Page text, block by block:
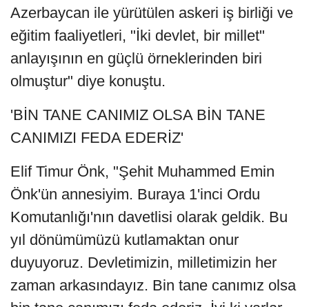
Azerbaycan ile yürütülen askeri iş birliği ve
eğitim faaliyetleri, "İki devlet, bir millet"
anlayışının en güçlü örneklerinden biri
olmuştur" diye konuştu.
'BİN TANE CANIMIZ OLSA BİN TANE
CANIMIZI FEDA EDERİZ'
Elif Timur Önk, "Şehit Muhammed Emin
Önk'ün annesiyim. Buraya 1'inci Ordu
Komutanlığı'nın davetlisi olarak geldik. Bu
yıl dönümümüzü kutlamaktan onur
duyuyoruz. Devletimizin, milletimizin her
zaman arkasındayız. Bin tane canımız olsa